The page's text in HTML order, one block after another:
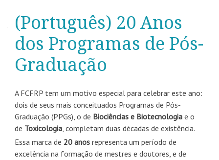
(Português) 20 Anos
dos Programas de Pós-
Graduação
A FCFRP tem um motivo especial para celebrar este ano:
dois de seus mais conceituados Programas de Pós-
Graduação (PPGs), o de Biociências e Biotecnologia e o
de Toxicologia, completam duas décadas de existência.
Essa marca de 20 anos representa um período de
excelência na formação de mestres e doutores, e de